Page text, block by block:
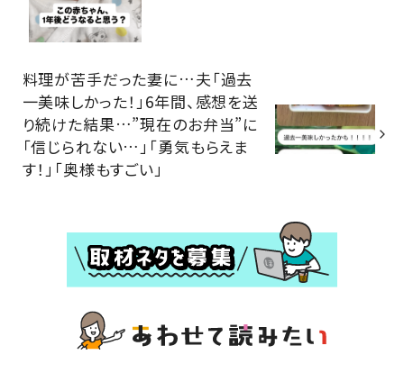
料理が苦手だった妻に…夫「過去
一美味しかった！」6年間、感想を送
り続けた結果…”現在のお弁当”に
「信じられない…」「勇気もらえま
す！」「奥様もすごい」